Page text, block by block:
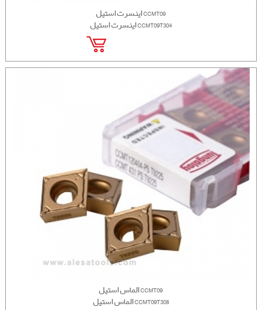
اینسرت استیل CCMT09
اینسرت استیل CCMT09T304
الماس استیل CCMT09
الماس استیل CCMT09T308